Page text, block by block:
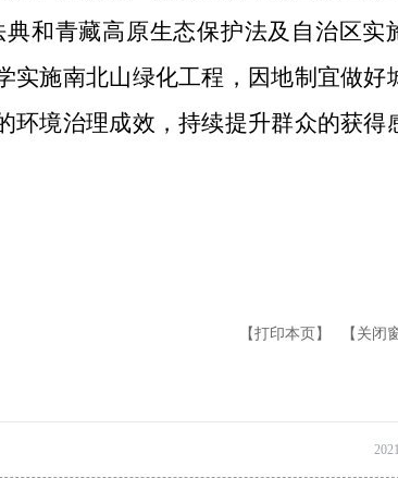
和青藏高原生态保护法及自治区实
实施南北山绿化工程，因地制宜做好
环境治理成效，持续提升群众的获得
【打印本页】 【关闭